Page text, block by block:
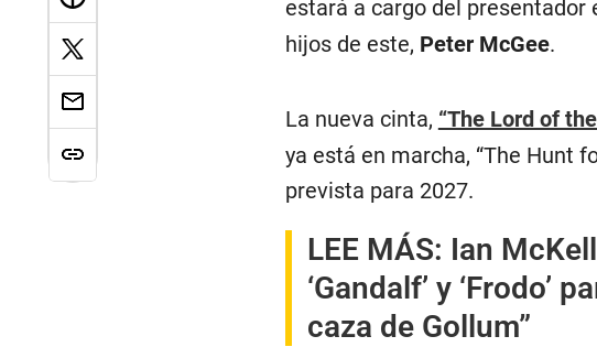
estará a cargo del presentador
hijos de este, Peter McGee.
La nueva cinta, “The Lord of
ya está en marcha, “The Hunt
prevista para 2027.
LEE MÁS: Ian
‘Gandalf’ y ‘Frodo’
caza de Gollum”